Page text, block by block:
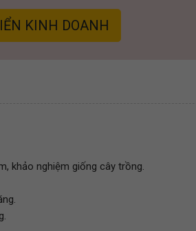
KINH DOANH
khảo nghiệm giống cây trồng.